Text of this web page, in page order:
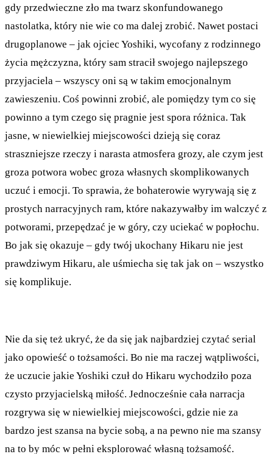
gdy przedwieczne zło ma twarz skonfundowanego
nastolatka, który nie wie co ma dalej zrobić. Nawet postaci
drugoplanowe – jak ojciec Yoshiki, wycofany z rodzinnego
życia mężczyzna, który sam stracił swojego najlepszego
przyjaciela – wszyscy oni są w takim emocjonalnym
zawieszeniu. Coś powinni zrobić, ale pomiędzy tym co się
powinno a tym czego się pragnie jest spora różnica. Tak
jasne, w niewielkiej miejscowości dzieją się coraz
straszniejsze rzeczy i narasta atmosfera grozy, ale czym jest
groza potwora wobec groza własnych skomplikowanych
uczuć i emocji. To sprawia, że bohaterowie wyrywają się z
prostych narracyjnych ram, które nakazywałby im walczyć z
potworami, przepędzać je w góry, czy uciekać w popłochu.
Bo jak się okazuje – gdy twój ukochany Hikaru nie jest
prawdziwym Hikaru, ale uśmiecha się tak jak on – wszystko
się komplikuje.
Nie da się też ukryć, że da się jak najbardziej czytać serial
jako opowieść o tożsamości. Bo nie ma raczej wątpliwości,
że uczucie jakie Yoshiki czuł do Hikaru wychodziło poza
czysto przyjacielską miłość. Jednocześnie cała narracja
rozgrywa się w niewielkiej miejscowości, gdzie nie za
bardzo jest szansa na bycie sobą, a na pewno nie ma szansy
na to by móc w pełni eksplorować własną tożsamość.